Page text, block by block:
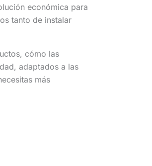
económica para
tanto de instalar
cómo las
adaptados a las
más